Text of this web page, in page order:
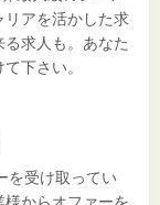
リアを活かした求
求人も。あなた
下さい。
を受け取ってい